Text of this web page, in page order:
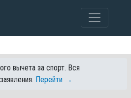
вычета за спорт. Вся
Перейти →